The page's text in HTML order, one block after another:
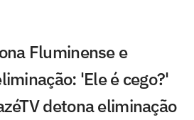
Fluminense e
'Ele é cego?'
detona eliminação